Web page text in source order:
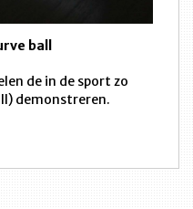
ball
de in de sport zo
demonstreren.